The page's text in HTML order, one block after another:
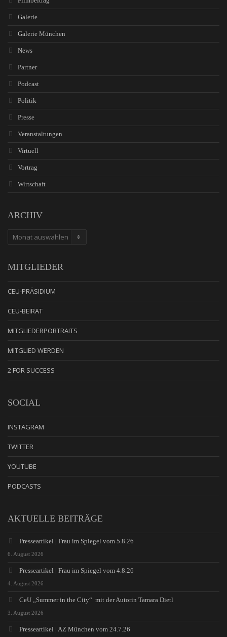
Galerie
Galerie München
News
Partner
Podcast
Politik
Presse
Veranstaltungen
Virtuell
Vortrag
Wirtschaft
ARCHIV
ARCHIV
MITGLIEDER
CEU-PRÄSIDIUM
CEU-BEIRAT
MITGLIEDERPORTRAITS
MITGLIED WERDEN
2 FOR SUCCESS
SOCIAL
INSTAGRAM
TWITTER
YOUTUBE
PODCASTS
AKTUELLE BEITRÄGE
Presseartikel | Frau im Spiegel vom 5.8.26
6. August 2026
Presseartikel | Frau im Spiegel vom 4.8.26
4. August 2026
CeU „Summer in the City“ mit der Autorin Tamara Dietl
3. August 2026
Presseartikel | AZ München vom 24.7.26